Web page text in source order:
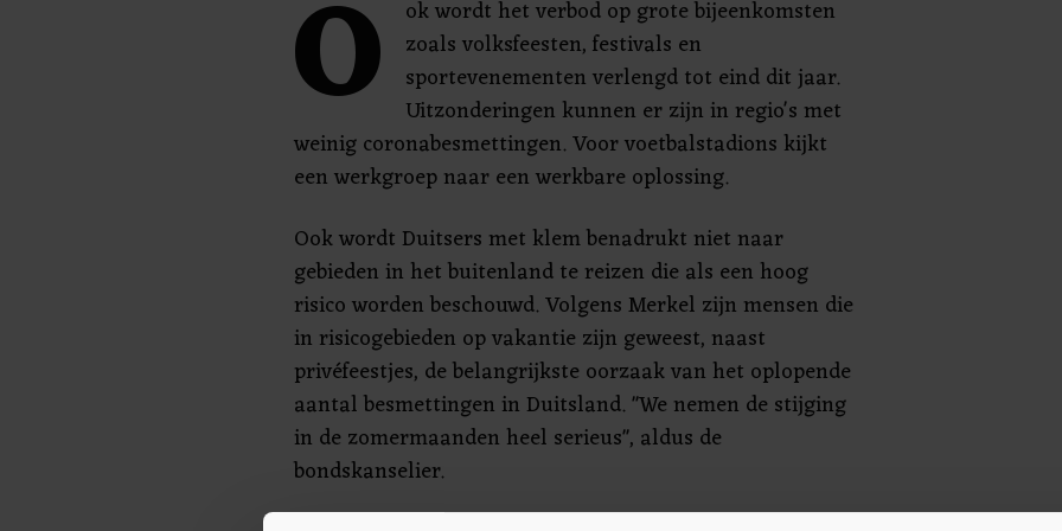
O
ok wordt het verbod op grote bijeenkomsten
zoals volksfeesten, festivals en
sportevenementen verlengd tot eind dit jaar.
Uitzonderingen kunnen er zijn in regio's met
weinig coronabesmettingen. Voor voetbalstadions kijkt
een werkgroep naar een werkbare oplossing.
Ook wordt Duitsers met klem benadrukt niet naar
gebieden in het buitenland te reizen die als een hoog
risico worden beschouwd. Volgens Merkel zijn mensen die
in risicogebieden op vakantie zijn geweest, naast
privéfeestjes, de belangrijkste oorzaak van het oplopende
aantal besmettingen in Duitsland. "We nemen de stijging
in de zomermaanden heel serieus", aldus de
bondskanselier.